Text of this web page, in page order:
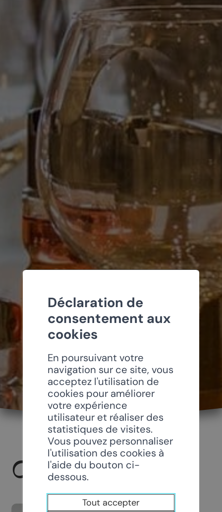
CHEZ MADAME
Déclaration de
consentement aux
cookies
En poursuivant votre
navigation sur ce site, vous
acceptez l'utilisation de
cookies pour améliorer
votre expérience
utilisateur et réaliser des
statistiques de visites.
Vous pouvez personnaliser
l'utilisation des cookies à
l'aide du bouton ci-
dessous.
Tout accepter